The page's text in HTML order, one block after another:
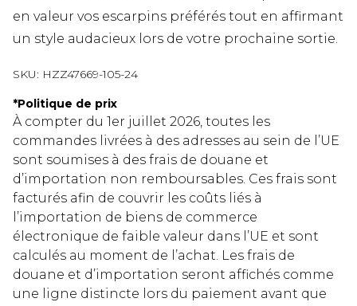
en valeur vos escarpins préférés tout en affirmant
un style audacieux lors de votre prochaine sortie.
SKU: HZZ47669-105-24
*Politique de prix
À compter du 1er juillet 2026, toutes les
commandes livrées à des adresses au sein de l’UE
sont soumises à des frais de douane et
d’importation non remboursables. Ces frais sont
facturés afin de couvrir les coûts liés à
l’importation de biens de commerce
électronique de faible valeur dans l’UE et sont
calculés au moment de l’achat. Les frais de
douane et d’importation seront affichés comme
une ligne distincte lors du paiement avant que